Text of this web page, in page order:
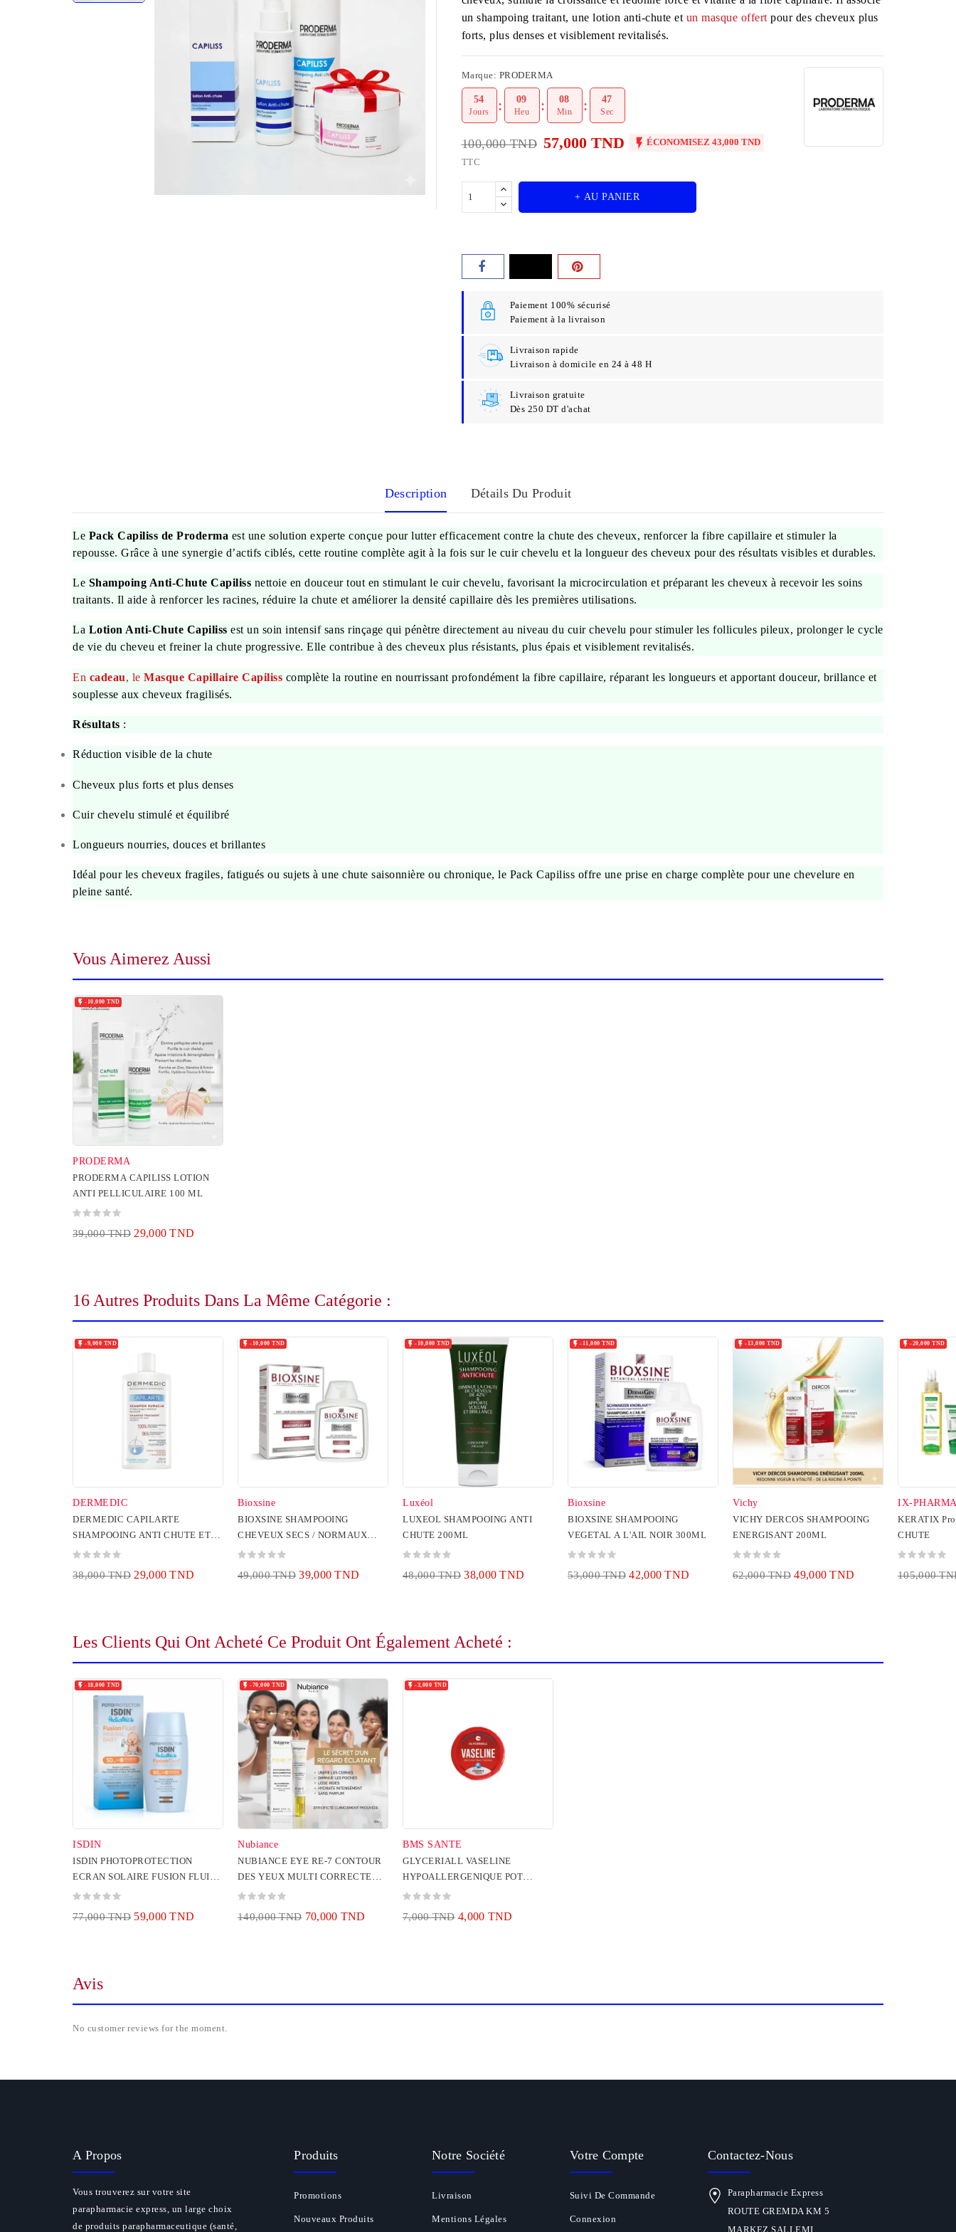
un shampoing traitant, une lotion anti-chute et un masque offert pour des cheveux plus
forts, plus denses et visiblement revitalisés.
Marque: PRODERMA
54
Jours
09
Heu
08
Min
46
Sec
100,000 TND 57,000 TND  ÉCONOMISEZ 43,000 TND
TTC
+ AU PANIER
Paiement 100% sécurisé
Paiement à la livraison
Livraison rapide
Livraison à domicile en 24 à 48 H
Livraison gratuite
Dès 250 DT d'achat
Description Détails Du Produit
Le Pack Capiliss de Proderma est une solution experte conçue pour lutter efficacement contre la chute des cheveux, renforcer la fibre capillaire et stimuler la
repousse. Grâce à une synergie d’actifs ciblés, cette routine complète agit à la fois sur le cuir chevelu et la longueur des cheveux pour des résultats visibles et durables.
Le Shampoing Anti-Chute Capiliss nettoie en douceur tout en stimulant le cuir chevelu, favorisant la microcirculation et préparant les cheveux à recevoir les soins
traitants. Il aide à renforcer les racines, réduire la chute et améliorer la densité capillaire dès les premières utilisations.
La Lotion Anti-Chute Capiliss est un soin intensif sans rinçage qui pénètre directement au niveau du cuir chevelu pour stimuler les follicules pileux, prolonger le cycle
de vie du cheveu et freiner la chute progressive. Elle contribue à des cheveux plus résistants, plus épais et visiblement revitalisés.
En cadeau, le Masque Capillaire Capiliss complète la routine en nourrissant profondément la fibre capillaire, réparant les longueurs et apportant douceur, brillance et
souplesse aux cheveux fragilisés.
Résultats :
Réduction visible de la chute
Cheveux plus forts et plus denses
Cuir chevelu stimulé et équilibré
Longueurs nourries, douces et brillantes
Idéal pour les cheveux fragiles, fatigués ou sujets à une chute saisonnière ou chronique, le Pack Capiliss offre une prise en charge complète pour une chevelure en
pleine santé.
Vous Aimerez Aussi
-10,000 TND
PRODERMA
PRODERMA CAPILISS LOTION
ANTI PELLICULAIRE 100 ML
39,000 TND 29,000 TND
16 Autres Produits Dans La Même Catégorie :
 -9,000 TND
DERMEDIC
DERMEDIC CAPILARTE
SHAMPOOING ANTI CHUTE ET
REPOUSSE 300 ML
38,000 TND 29,000 TND
-10,000 TND
Bioxsine
BIOXSINE SHAMPOOING
CHEVEUX SECS / NORMAUX
300ML
49,000 TND 39,000 TND
-10,000 TND
Luxéol
LUXEOL SHAMPOOING ANTI
CHUTE 200ML
48,000 TND 38,000 TND
-11,000 TND
Bioxsine
BIOXSINE SHAMPOOING
VEGETAL A L'AIL NOIR 300ML
53,000 TND 42,000 TND
-13,000 TND
Vichy
VICHY DERCOS SHAMPOOING
ENERGISANT 200ML
62,000 TND 49,000 TND
-20,000 TND
IX-
KERATIX
CHUTE
105,000
Les Clients Qui Ont Acheté Ce Produit Ont Également Acheté :
-18,000 TND
ISDIN
ISDIN PHOTOPROTECTION
ECRAN SOLAIRE FUSION FLUID
MINERAL BABY SPF50+ 50ML
77,000 TND 59,000 TND
-70,000 TND
Nubiance
NUBIANCE EYE RE-7 CONTOUR
DES YEUX MULTI CORRECTEUR
15ML
140,000 TND 70,000 TND
 -3,000 TND
BMS SANTE
GLYCERIALL VASELINE
HYPOALLERGENIQUE POT
100ML
7,000 TND 4,000 TND
Avis
No customer reviews for the moment.
A Propos
Vous trouverez sur votre site
parapharmacie express, un large choix
de produits parapharmaceutique (santé,
Produits
Promotions
Nouveaux Produits
Notre Société
Livraison
Mentions Légales
Votre Compte
Suivi De Commande
Connexion
Contactez-Nous
Parapharmacie Express
ROUTE GREMDA KM 5
MARKEZ SALLEMI